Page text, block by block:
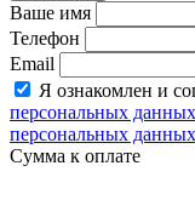
Ваше имя
Телефон
Email
Я ознакомлен и
персональных
персональных
Сумма к оплате